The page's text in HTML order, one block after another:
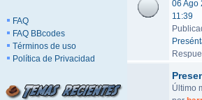
FAQ
FAQ BBcodes
Términos de uso
Política de Privacidad
06 Ago
11:39
Último